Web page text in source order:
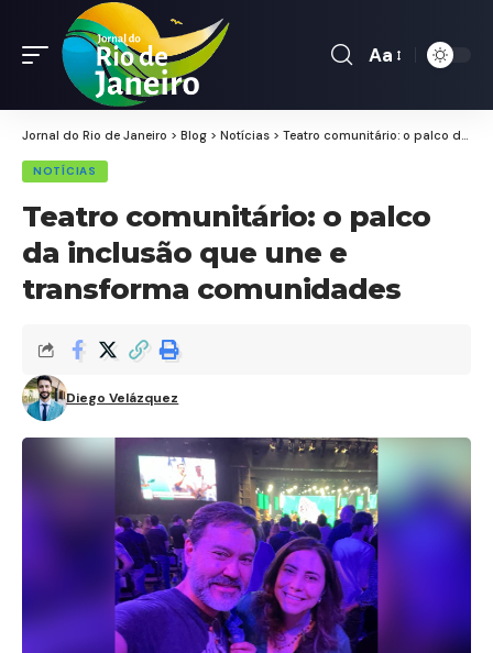
Font
Aa
Jornal do Rio de Janeiro > Blog > Notícias > Teatro comunitário: o palco da inclusão que une e transforma comunidades
NOTÍCIAS
Teatro comunitário: o palco
da inclusão que une e
transforma comunidades
Diego Velázquez